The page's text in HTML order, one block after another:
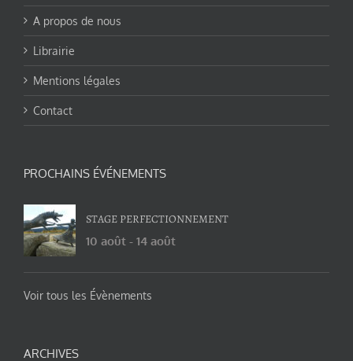
A propos de nous
Librairie
Mentions légales
Contact
PROCHAINS ÉVÉNEMENTS
STAGE PERFECTIONNEMENT
10 août - 14 août
Voir tous les Évènements
ARCHIVES